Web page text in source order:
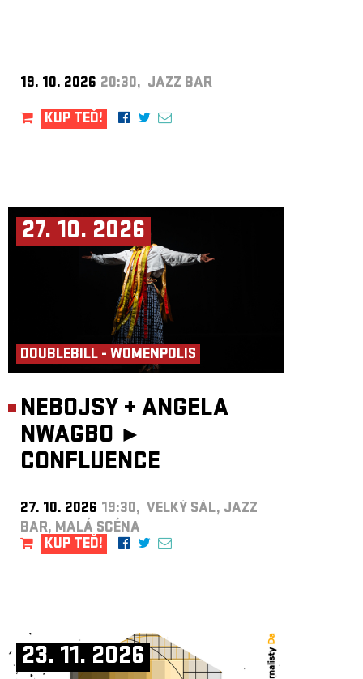
19. 10. 2026 20:30, JAZZ BAR
KUP TEĎ!
27. 10. 2026
DOUBLEBILL - WOMENPOLIS
NEBOJSY + ANGELA
NWAGBO ►
CONFLUENCE
27. 10. 2026 19:30, VELKÝ SÁL, JAZZ
BAR, MALÁ SCÉNA
KUP TEĎ!
23. 11. 2026